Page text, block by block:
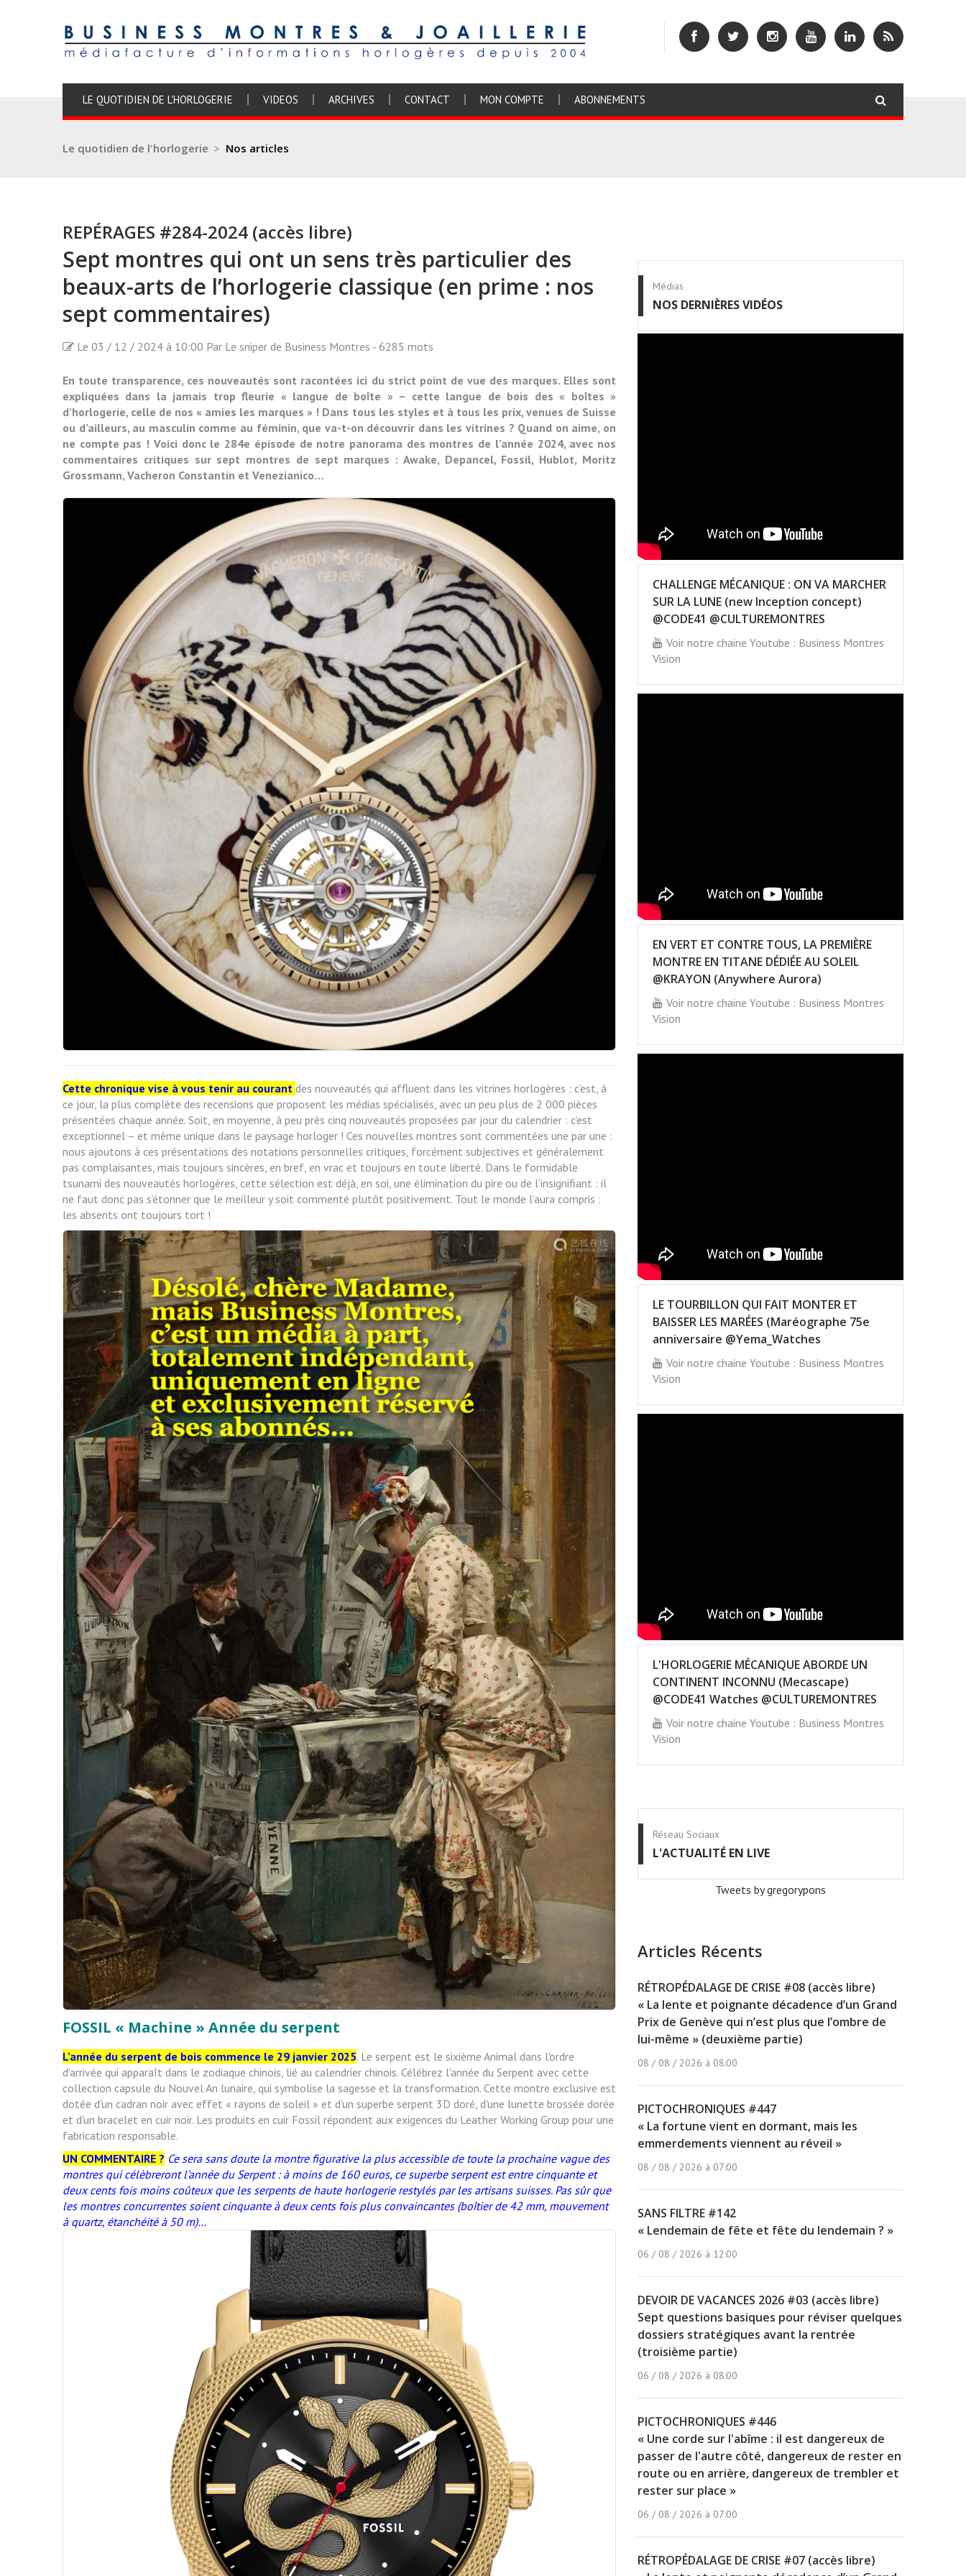
LE QUOTIDIEN DE L'HORLOGERIE VIDEOS ARCHIVES CONTACT MON COMPTE ABONNEMENTS
Le quotidien de l'horlogerie > Nos articles
REPÉRAGES #284-2024 (accès libre)
Sept montres qui ont un sens très particulier des
beaux-arts de l’horlogerie classique (en prime : nos
sept commentaires)
Le 03 / 12 / 2024 à 10:00 Par Le sniper de Business Montres - 6285 mots
En toute transparence, ces nouveautés sont racontées ici du strict point de vue des marques. Elles sont
expliquées dans la jamais trop fleurie « langue de boîte » – cette langue de bois des « boîtes »
d’horlogerie, celle de nos « amies les marques » ! Dans tous les styles et à tous les prix, venues de Suisse
ou d’ailleurs, au masculin comme au féminin, que va-t-on découvrir dans les vitrines ? Quand on aime, on
ne compte pas ! Voici donc le 284e épisode de notre panorama des montres de l’année 2024, avec nos
commentaires critiques sur sept montres de sept marques : Awake, Depancel, Fossil, Hublot, Moritz
Grossmann, Vacheron Constantin et Venezianico…
Cette chronique vise à vous tenir au courant des nouveautés qui affluent dans les vitrines horlogères : c’est, à
ce jour, la plus complète des recensions que proposent les médias spécialisés, avec un peu plus de 2 000 pièces
présentées chaque année. Soit, en moyenne, à peu près cinq nouveautés proposées par jour du calendrier : c’est
exceptionnel – et même unique dans le paysage horloger ! Ces nouvelles montres sont commentées une par une :
nous ajoutons à ces présentations des notations personnelles critiques, forcément subjectives et généralement
pas complaisantes, mais toujours sincères, en bref, en vrac et toujours en toute liberté. Dans le formidable
tsunami des nouveautés horlogères, cette sélection est déjà, en soi, une élimination du pire ou de l’insignifiant : il
ne faut donc pas s’étonner que le meilleur y soit commenté plutôt positivement. Tout le monde l’aura compris :
les absents ont toujours tort !
FOSSIL « Machine » Année du serpent
L’année du serpent de bois commence le 29 janvier 2025. Le serpent est le sixième Animal dans l'ordre
d'arrivée qui apparaît dans le zodiaque chinois, lié au calendrier chinois. Célébrez l'année du Serpent avec cette
collection capsule du Nouvel An lunaire, qui symbolise la sagesse et la transformation. Cette montre exclusive est
dotée d'un cadran noir avec effet « rayons de soleil » et d'un superbe serpent 3D doré, d'une lunette brossée dorée
et d'un bracelet en cuir noir. Les produits en cuir Fossil répondent aux exigences du Leather Working Group pour une
fabrication responsable.
UN COMMENTAIRE ? Ce sera sans doute la montre figurative la plus accessible de toute la prochaine vague des
montres qui célèbreront l’année du Serpent : à moins de 160 euros, ce superbe serpent est entre cinquante et
deux cents fois moins coûteux que les serpents de haute horlogerie restylés par les artisans suisses. Pas sûr que
les montres concurrentes soient cinquante à deux cents fois plus convaincantes (boîtier de 42 mm, mouvement
à quartz, étanchéité à 50 m)…
Médias
NOS DERNIÈRES VIDÉOS
CHALLENGE MÉCANIQUE : ON VA MARCHER
SUR LA LUNE (new Inception concept)
@CODE41 @CULTUREMONTRES
Voir notre chaine Youtube : Business Montres
Vision
EN VERT ET CONTRE TOUS, LA PREMIÈRE
MONTRE EN TITANE DÉDIÉE AU SOLEIL
@KRAYON (Anywhere Aurora)
Voir notre chaine Youtube : Business Montres
Vision
LE TOURBILLON QUI FAIT MONTER ET
BAISSER LES MARÉES (Maréographe 75e
anniversaire @Yema_Watches
Voir notre chaine Youtube : Business Montres
Vision
L'HORLOGERIE MÉCANIQUE ABORDE UN
CONTINENT INCONNU (Mecascape)
@CODE41 Watches @CULTUREMONTRES
Voir notre chaine Youtube : Business Montres
Vision
Réseau Sociaux
L'ACTUALITÉ EN LIVE
Tweets by gregorypons
Articles Récents
RÉTROPÉDALAGE DE CRISE #08 (accès libre)
« La lente et poignante décadence d’un Grand
Prix de Genève qui n’est plus que l’ombre de
lui-même » (deuxième partie)
08 / 08 / 2026 à 08:00
PICTOCHRONIQUES #447
« La fortune vient en dormant, mais les
emmerdements viennent au réveil »
08 / 08 / 2026 à 07:00
SANS FILTRE #142
« Lendemain de fête et fête du lendemain ? »
06 / 08 / 2026 à 12:00
DEVOIR DE VACANCES 2026 #03 (accès libre)
Sept questions basiques pour réviser quelques
dossiers stratégiques avant la rentrée
(troisième partie)
06 / 08 / 2026 à 08:00
PICTOCHRONIQUES #446
« Une corde sur l'abîme : il est dangereux de
passer de l'autre côté, dangereux de rester en
route ou en arrière, dangereux de trembler et
rester sur place »
06 / 08 / 2026 à 07:00
RÉTROPÉDALAGE DE CRISE #07 (accès libre)